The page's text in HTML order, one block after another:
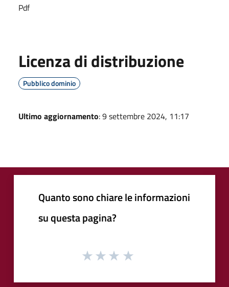
Pdf
Licenza di distribuzione
Pubblico dominio
Ultimo aggiornamento: 9 settembre 2024, 11:17
Quanto sono chiare le informazioni
su questa pagina?